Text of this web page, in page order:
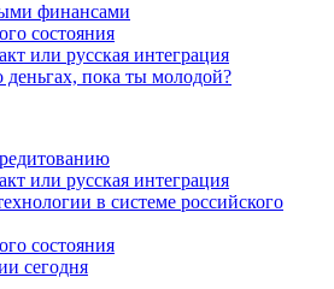
финансами
состояния
или русская интеграция
деньгах, пока ты молодой?
или русская интеграция
в системе российского
состояния
сегодня